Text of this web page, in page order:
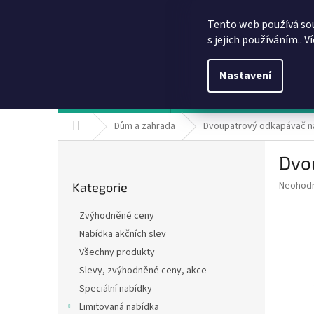
Tento web používá
s jejich používáním..
Nastavení
Domů Dům a zahrada Dvoupatrový odkapávač
kategorie
Kategorie
Zvýhodněné ceny
Nabídka akčních slev
Všechny produkty
Slevy, zvýhodněné ceny, akce
Speciální nabídky
Limitovaná nabídka